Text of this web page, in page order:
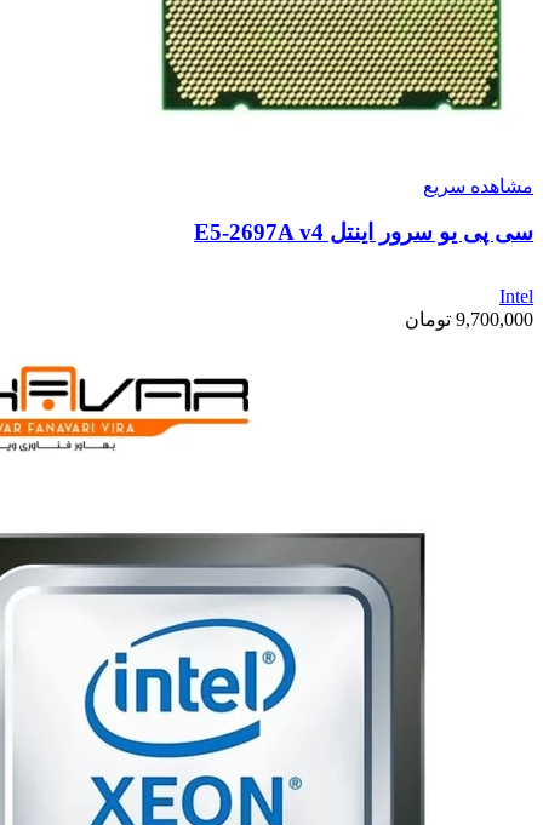
مشاهده سریع
سی پی یو سرور اینتل E5-2697A v4
Intel
9,700,000 تومان